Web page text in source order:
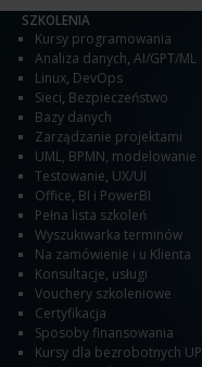
SZKOLENIA
Kursy programowania
Analiza danych, AI/GPT/ML
Linux, DevOps
Sieci, Bezpieczeństwo
Bazy danych
Zarządzanie projektami
UML, BPMN, modelowanie
Testowanie, UX/UI
Office, BI i PowerBI
Pełna lista szkoleń
Wyszukiwarka terminów
Na zamówienie i u Klienta
Konsultacje, usługi
Vouchery szkoleniowe
Certyfikacja
Sposoby finansowania
Kursy dla bezrobotnych UP